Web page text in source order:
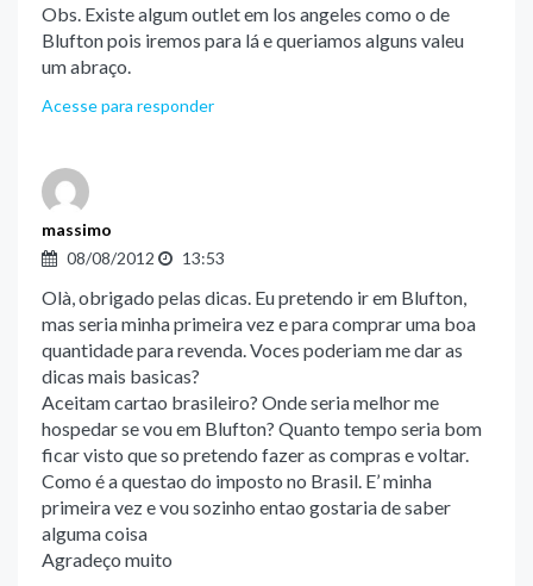
Obs. Existe algum outlet em los angeles como o de
Blufton pois iremos para lá e queriamos alguns valeu
um abraço.
Acesse para responder
massimo
08/08/2012
13:53
Olà, obrigado pelas dicas. Eu pretendo ir em Blufton,
mas seria minha primeira vez e para comprar uma boa
quantidade para revenda. Voces poderiam me dar as
dicas mais basicas?
Aceitam cartao brasileiro? Onde seria melhor me
hospedar se vou em Blufton? Quanto tempo seria bom
ficar visto que so pretendo fazer as compras e voltar.
Como é a questao do imposto no Brasil. E’ minha
primeira vez e vou sozinho entao gostaria de saber
alguma coisa
Agradeço muito